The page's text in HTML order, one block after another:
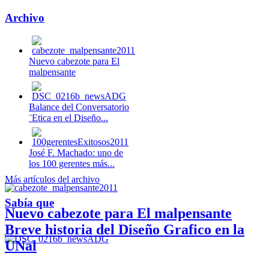
Archivo
Nuevo cabezote para El
malpensante
Balance del Conversatorio
¨Etica en el Diseño...
José F. Machado: uno de
los 100 gerentes más...
Nuevo cabezote para El malpensante
Más artículos del archivo
Sabía que
Breve historia del Diseño Grafico en la
UNal